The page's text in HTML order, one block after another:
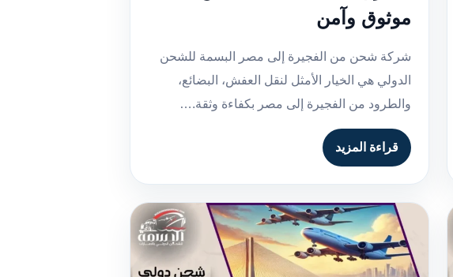
موثوق وآمن
شركة شحن من الفجيرة إلى مصر البسمة للشحن
الدولي هي الخيار الأمثل لنقل العفش، البضائع،
والطرود من الفجيرة إلى مصر بكفاءة وثقة.…
قراءة المزيد